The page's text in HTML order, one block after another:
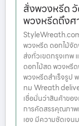
สั่งพวงหรีด
พวงหรีดถึงศ
พวงหรีด ดอกไม้จั
ส่งทั่วเขตกรุงเทพ
ดอกไม้สด พวงหรี
พวงหรีดสำเร็จรูป
ทม Wreath
เชื่อมั่นว่าสินค้าขอ
การคัดสรรคุณภา
เอง มีความชัดเจ